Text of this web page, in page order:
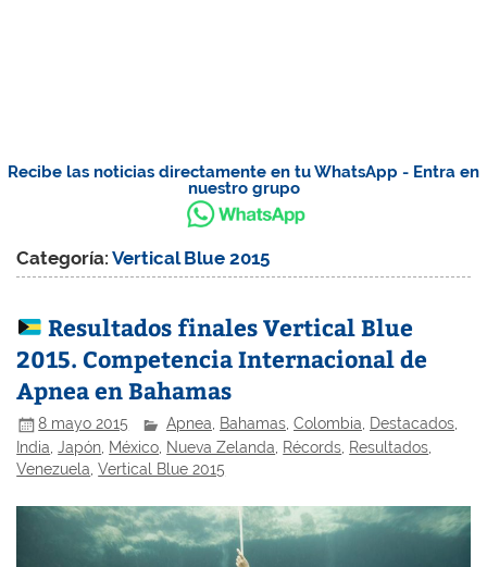
Recibe las noticias directamente en tu WhatsApp - Entra en
nuestro grupo
Categoría:Vertical Blue 2015
Resultados finales Vertical Blue
2015. Competencia Internacional de
Apnea en Bahamas
8 mayo 2015 Apnea, Bahamas,Colombia, Destacados,
India ,Japón México Nueva Zelanda Récords Resultados
Venezuela ,Vertical Blue 2015